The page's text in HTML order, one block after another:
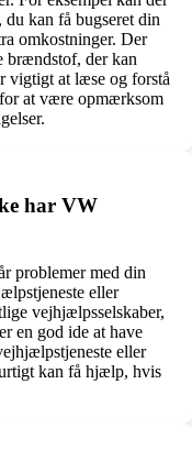
kan få bugseret din
omkostninger. Der
brændstof, der kan
vigtigt at læse og forstå
at være opmærksom
har VW
problemer med din
eller
vejhjælpsselskaber,
en god ide at have
eller
kan få hjælp, hvis